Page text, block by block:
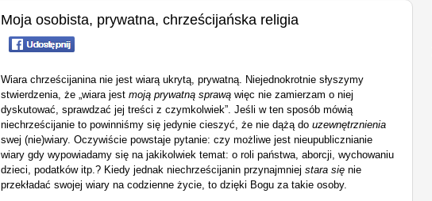
Moja osobista, prywatna, chrześcijańska religia
Wiara chrześcijanina nie jest wiarą ukrytą, prywatną. Niejednokrotnie słyszymy
stwierdzenia, że „wiara jest moją prywatną sprawą więc nie zamierzam o niej
dyskutować, sprawdzać jej treści z czymkolwiek” Jeśli w ten sposób mówią
niechrześcijanie to powinniśmy się jedynie cieszyć, że nie dążą do uzewnętrznienia
swej (nie)wiary. Oczywiście powstaje pytanie: czy możliwe jest nieupublicznianie
wiary gdy wypowiadamy się na jakikolwiek temat: o roli państwa, aborcji, wychowaniu
dzieci , podatków itp .? Kiedy jednak niechrześcijanin przynajmniej stara się nie
przekładać swojej wiary na codzienne życie to dzięki Bogu za takie osoby.